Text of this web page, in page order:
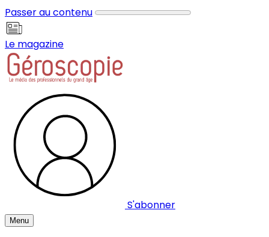
Passer au contenu
Le magazine
S'abonner
Menu
Panneau de gestion des cookies